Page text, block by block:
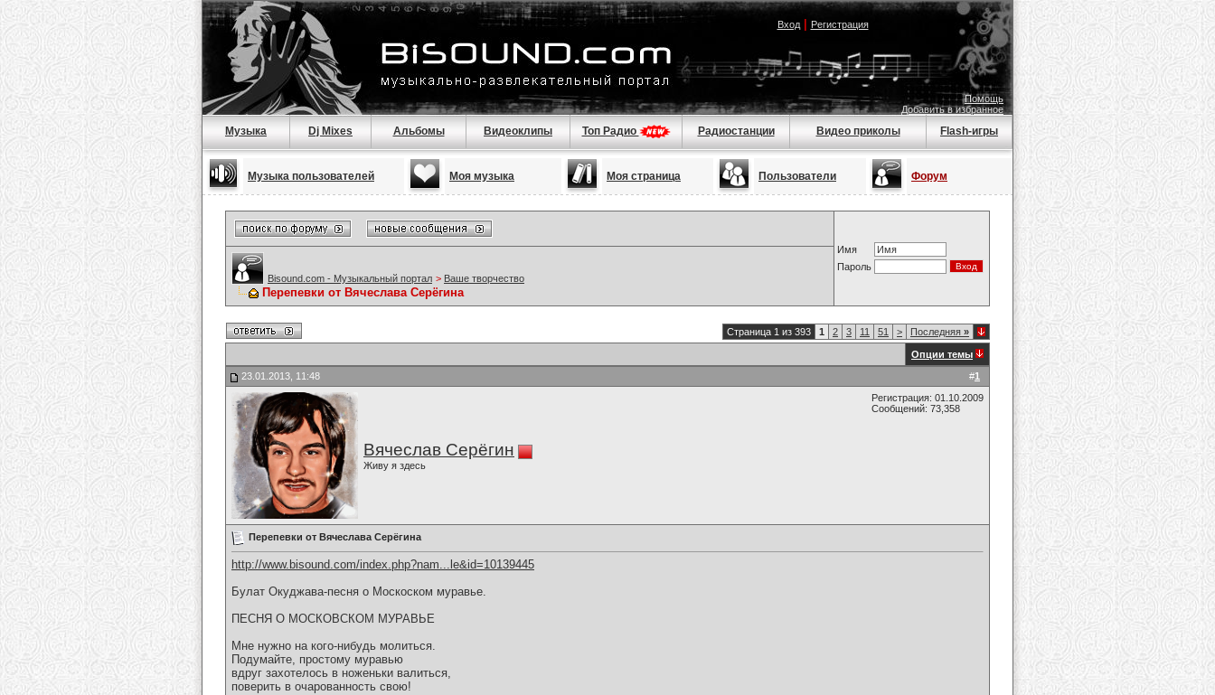
Вход| Регистрация
Помощь
Добавить в избранное
Музыка Dj Mixes Альбомы Видеоклипы Топ Радио Радиостанции Видео приколы Flash-игры
Музыка пользователей Моя музыка Моя страница Пользователи Форум
Имя
Пароль
Bisound.com - Музыкальный портал > Ваше творчество
Перепевки от Вячеслава Серёгина
Страница 1 из 393 1 2 3 11 51 > Последняя »
Опции темы
#1
23.01.2013, 11:48
Вячеслав Серёгин
Живу я здесь
Регистрация: 01.10.2009
Сообщений: 73,358
Перепевки от Вячеслава Серёгина
http://www.bisound.com/index.php?nam...le&id=10139445
Булат Окуджава-песня о Москоском муравье.
ПЕСНЯ О МОСКОВСКОМ МУРАВЬЕ
Мне нужно на кого-нибудь молиться.
Подумайте, простому муравью
вдруг захотелось в ноженьки валиться,
поверить в очарованность свою!